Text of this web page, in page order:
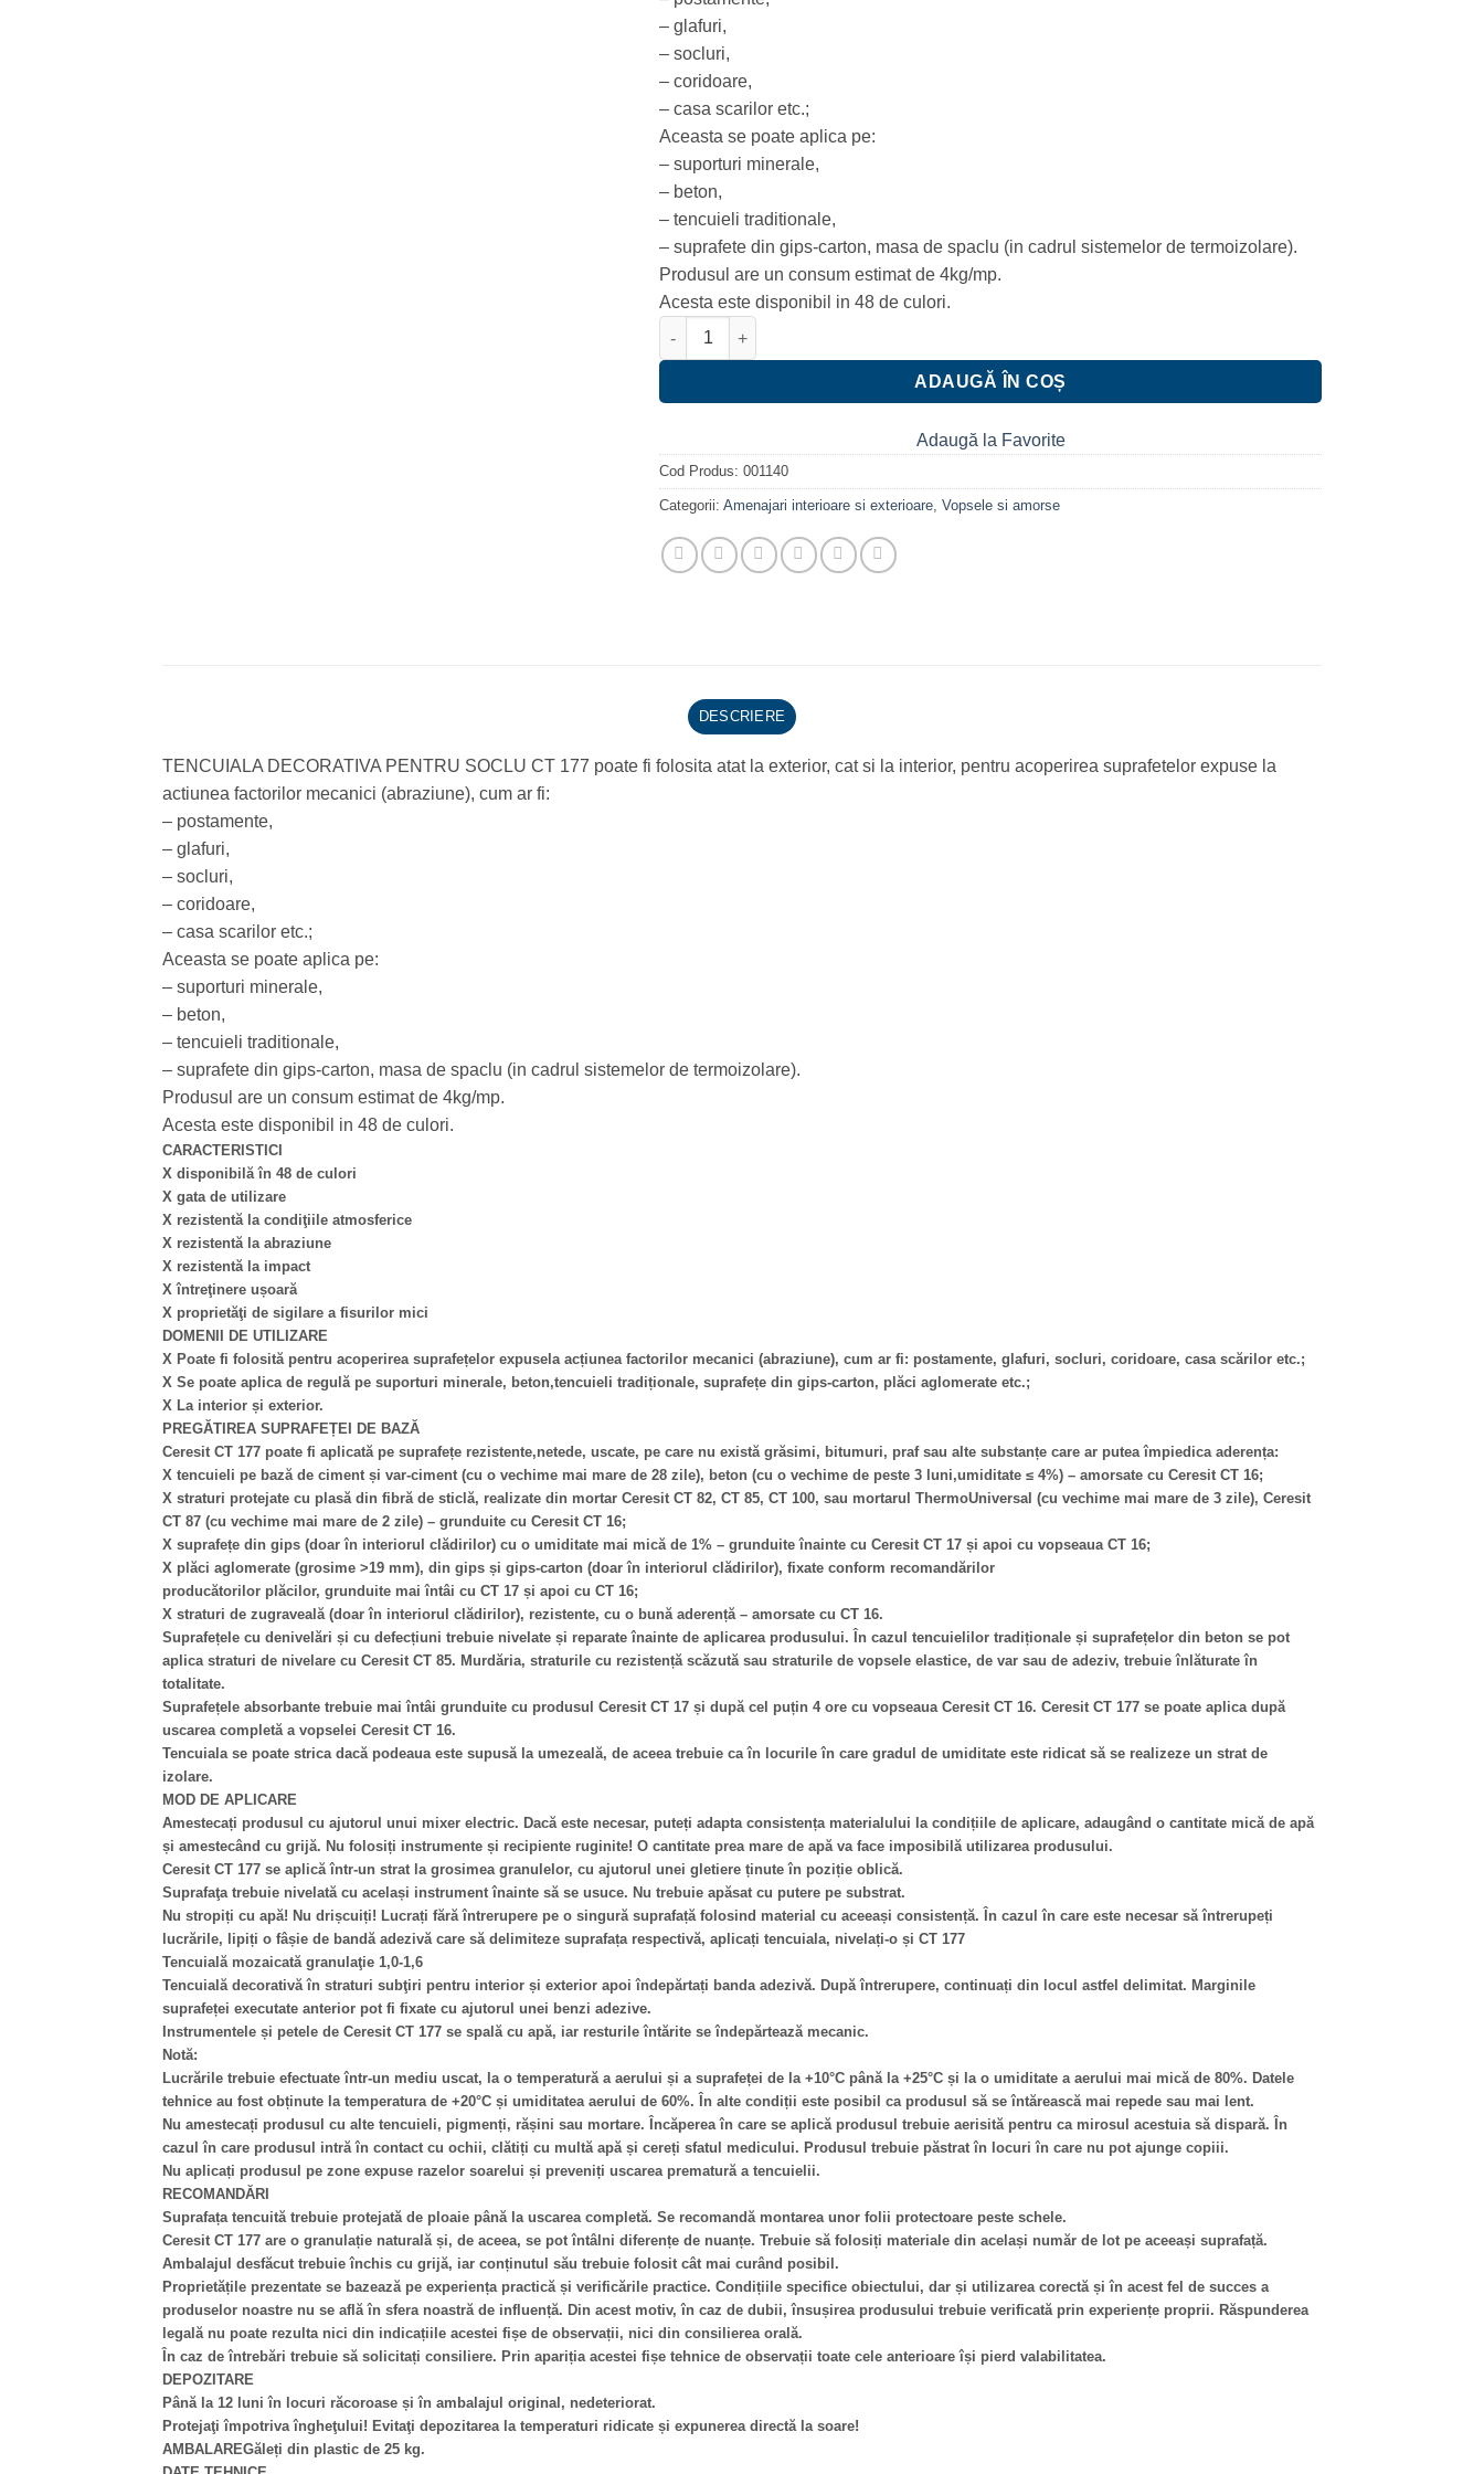
– glafuri,
– socluri,
– coridoare,
– casa scarilor etc.;
Aceasta se poate aplica pe:
– suporturi minerale,
– beton,
– tencuieli traditionale,
– suprafete din gips-carton, masa de spaclu (in cadrul sistemelor de termoizolare).
Produsul are un consum estimat de 4kg/mp.
Acesta este disponibil in 48 de culori.
Cantitate Tencuială mozaicată CERESIT CT 177 25 KG
ADAUGĂ ÎN COȘ
Adaugă la Favorite
Cod Produs: 001140
Categorii: Amenajari interioare si exterioare Vopsele si amorse
DESCRIERE
TENCUIALA DECORATIVA PENTRU SOCLU CT 177 poate fi folosita atat la exterior, cat si la interior, pentru acoperirea suprafetelor expuse la
actiunea factorilor mecanici (abraziune), cum ar fi:
– postamente,
– glafuri,
– socluri,
– coridoare,
– casa scarilor etc.;
Aceasta se poate aplica pe:
– suporturi minerale,
– beton,
– tencuieli traditionale,
– suprafete din gips-carton, masa de spaclu (in cadrul sistemelor de termoizolare).
Produsul are un consum estimat de 4kg/mp.
Acesta este disponibil in 48 de culori.
CARACTERISTICI
X disponibilă în 48 de culori
X gata de utilizare
X rezistentă la condiţiile atmosferice
X rezistentă la abraziune
X rezistentă la impact
X întreţinere ușoară
X proprietăţi de sigilare a fisurilor mici
DOMENII DE UTILIZARE
X Poate fi folosită pentru acoperirea suprafețelor expusela acțiunea factorilor mecanici (abraziune), cum ar fi: postamente, glafuri, socluri, coridoare, casa scărilor etc.;
X Se poate aplica de regulă pe suporturi minerale, beton,tencuieli tradiționale, suprafețe din gips-carton, plăci aglomerate etc.;
X La interior și exterior.
PREGĂTIREA SUPRAFEȚEI DE BAZĂ
Ceresit CT 177 poate fi aplicată pe suprafețe rezistente,netede, uscate, pe care nu există grăsimi, bitumuri, praf sau alte substanțe care ar putea împiedica aderența:
X tencuieli pe bază de ciment și var-ciment (cu o vechime mai mare de 28 zile), beton (cu o vechime de peste 3 luni,umiditate ≤ 4%) – amorsate cu Ceresit CT 16;
X straturi protejate cu plasă din fibră de sticlă, realizate din mortar Ceresit CT 82, CT 85, CT 100, sau mortarul ThermoUniversal (cu vechime mai mare de 3 zile), Ceresit
CT 87 (cu vechime mai mare de 2 zile) – grunduite cu Ceresit CT 16;
X suprafețe din gips (doar în interiorul clădirilor) cu o umiditate mai mică de 1% – grunduite înainte cu Ceresit CT 17 și apoi cu vopseaua CT 16;
X plăci aglomerate (grosime >19 mm), din gips și gips-carton (doar în interiorul clădirilor), fixate conform recomandărilor
producătorilor plăcilor, grunduite mai întâi cu CT 17 și apoi cu CT 16;
X straturi de zugraveală (doar în interiorul clădirilor), rezistente, cu o bună aderență – amorsate cu CT 16.
Suprafețele cu denivelări și cu defecțiuni trebuie nivelate și reparate înainte de aplicarea produsului. În cazul tencuielilor tradiționale și suprafețelor din beton se pot
aplica straturi de nivelare cu Ceresit CT 85. Murdăria, straturile cu rezistență scăzută sau straturile de vopsele elastice, de var sau de adeziv, trebuie înlăturate în
totalitate.
Suprafețele absorbante trebuie mai întâi grunduite cu produsul Ceresit CT 17 și după cel puțin 4 ore cu vopseaua Ceresit CT 16. Ceresit CT 177 se poate aplica după
uscarea completă a vopselei Ceresit CT 16.
Tencuiala se poate strica dacă podeaua este supusă la umezeală, de aceea trebuie ca în locurile în care gradul de umiditate este ridicat să se realizeze un strat de
izolare.
MOD DE APLICARE
Amestecați produsul cu ajutorul unui mixer electric. Dacă este necesar, puteți adapta consistența materialului la condițiile de aplicare, adaugând o cantitate mică de apă
și amestecând cu grijă. Nu folosiți instrumente și recipiente ruginite! O cantitate prea mare de apă va face imposibilă utilizarea produsului.
Ceresit CT 177 se aplică într-un strat la grosimea granulelor, cu ajutorul unei gletiere ținute în poziție oblică.
Suprafaţa trebuie nivelată cu același instrument înainte să se usuce. Nu trebuie apăsat cu putere pe substrat.
Nu stropiți cu apă! Nu drișcuiți! Lucrați fără întrerupere pe o singură suprafață folosind material cu aceeași consistență. În cazul în care este necesar să întrerupeți
lucrările, lipiți o fâșie de bandă adezivă care să delimiteze suprafața respectivă, aplicați tencuiala, nivelați-o și CT 177
Tencuială mozaicată granulaţie 1,0-1,6
Tencuială decorativă în straturi subţiri pentru interior și exterior apoi îndepărtați banda adezivă. După întrerupere, continuați din locul astfel delimitat. Marginile
suprafeței executate anterior pot fi fixate cu ajutorul unei benzi adezive.
Instrumentele și petele de Ceresit CT 177 se spală cu apă, iar resturile întărite se îndepărtează mecanic.
Notă:
Lucrările trebuie efectuate într-un mediu uscat, la o temperatură a aerului și a suprafeței de la +10°C până la +25°C și la o umiditate a aerului mai mică de 80%. Datele
tehnice au fost obținute la temperatura de +20°C și umiditatea aerului de 60%. În alte condiții este posibil ca produsul să se întărească mai repede sau mai lent.
Nu amestecați produsul cu alte tencuieli, pigmenți, rășini sau mortare. Încăperea în care se aplică produsul trebuie aerisită pentru ca mirosul acestuia să dispară. În
cazul în care produsul intră în contact cu ochii, clătiți cu multă apă și cereți sfatul medicului. Produsul trebuie păstrat în locuri în care nu pot ajunge copiii.
Nu aplicați produsul pe zone expuse razelor soarelui și preveniți uscarea prematură a tencuielii.
RECOMANDĂRI
Suprafața tencuită trebuie protejată de ploaie până la uscarea completă. Se recomandă montarea unor folii protectoare peste schele.
Ceresit CT 177 are o granulație naturală și, de aceea, se pot întâlni diferențe de nuanțe. Trebuie să folosiți materiale din același număr de lot pe aceeași suprafață.
Ambalajul desfăcut trebuie închis cu grijă, iar conținutul său trebuie folosit cât mai curând posibil.
Proprietățile prezentate se bazează pe experiența practică și verificările practice. Condițiile specifice obiectului, dar și utilizarea corectă și în acest fel de succes a
produselor noastre nu se află în sfera noastră de influență. Din acest motiv, în caz de dubii, însușirea produsului trebuie verificată prin experiențe proprii. Răspunderea
legală nu poate rezulta nici din indicațiile acestei fișe de observații, nici din consilierea orală.
În caz de întrebări trebuie să solicitați consiliere. Prin apariția acestei fișe tehnice de observații toate cele anterioare își pierd valabilitatea.
DEPOZITARE
Până la 12 luni în locuri răcoroase și în ambalajul original, nedeteriorat.
Protejaţi împotriva îngheţului! Evitaţi depozitarea la temperaturi ridicate și expunerea directă la soare!
AMBALAREGăleți din plastic de 25 kg.